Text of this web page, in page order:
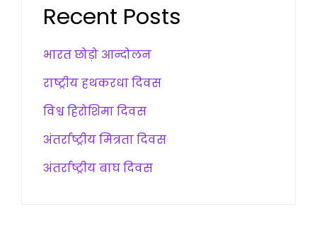
Recent Posts
भारत छोड़ो आन्दोलन
राष्ट्रीय हथकरधा दिवस
विश्व हिरोशिमा दिवस
अंतर्राष्ट्रीय मित्रता दिवस
अंतर्राष्ट्रीय बाघ दिवस